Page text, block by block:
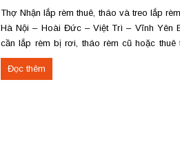
Thợ Nhận lắp rèm thuê, tháo và treo lắp
Hà Nội – Hoài Đức – Việt Trì – Vĩnh Yên
cần lắp rèm bị rơi, tháo rèm cũ hoặc thuê
lắp rèm tại Hoài Đức, Hà Nội, Việt Trì
Vĩnh Yên? Chúng tôi cung cấp dịch vụ...
Đọc thêm